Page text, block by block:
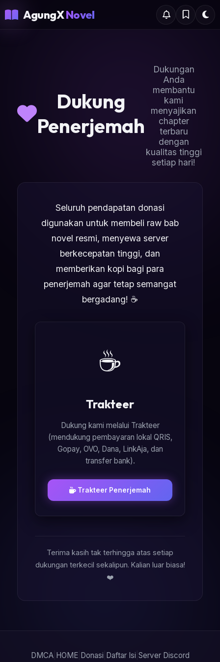
AgungXNovel
Dukung
Penerjemah
Dukungan
Anda
membantu
kami
menyajikan
chapter
terbaru
dengan
kualitas tinggi
setiap hari!
Seluruh pendapatan donasi
digunakan untuk membeli raw bab
novel resmi, menyewa server
berkecepatan tinggi, dan
memberikan kopi bagi para
penerjemah agar tetap semangat
bergadang! ☕
☕
Trakteer
Dukung kami melalui Trakteer
(mendukung pembayaran lokal QRIS,
Gopay, OVO, Dana, LinkAja, dan
transfer bank).
Trakteer Penerjemah
Terima kasih tak terhingga atas setiap
dukungan terkecil sekalipun. Kalian luar biasa!
❤️
DMCA| HOME| Donasi Daftar Isi Server Discord